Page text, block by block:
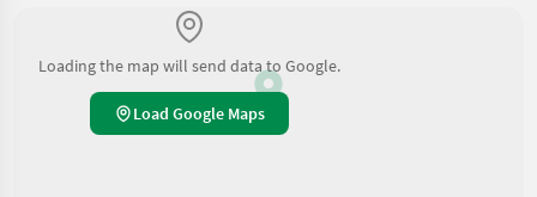
Loading the map will send data to Google.
Load Google Maps